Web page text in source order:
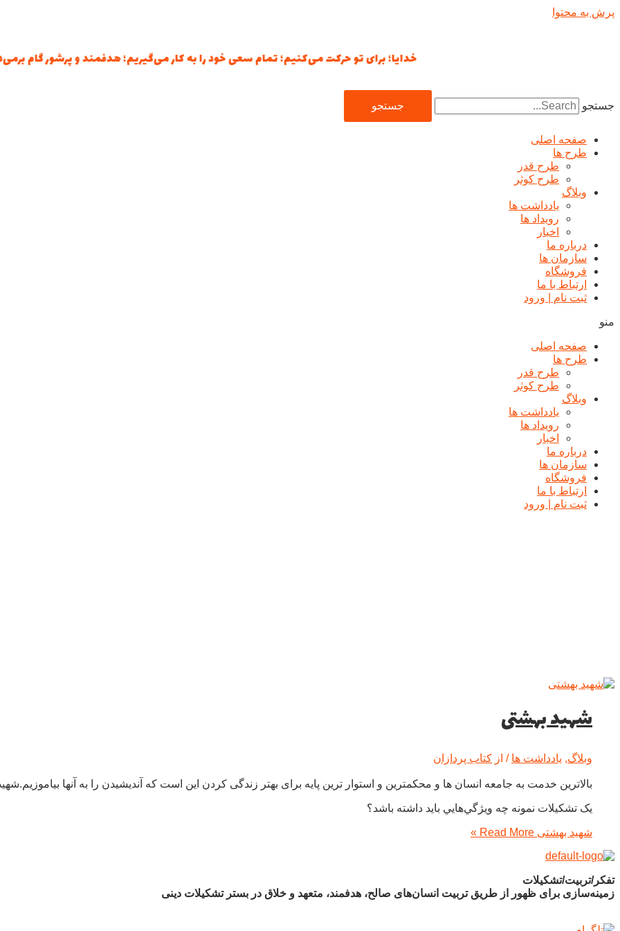
پرش به محتوا
خدایا؛ برای تو حرکت می‌کنیم؛ تمام سعی خود را به کار می‌گیریم؛ هدفمند و پرشور گام
جستجو جستجو
صفحه اصلی
طرح ها
طرح قدر
طرح کوثر
وبلاگ
یادداشت ها
رويداد ها
اخبار
درباره ما
سازمان ها
فروشگاه
ارتباط با ما
ثبت نام | ورود
منو
صفحه اصلی
طرح ها
طرح قدر
طرح کوثر
وبلاگ
یادداشت ها
رويداد ها
اخبار
درباره ما
سازمان ها
فروشگاه
ارتباط با ما
ثبت نام | ورود
شهید بهشتی
وبلاگ, یادداشت ها / از کتاب پردازان
بالاترین خدمت به جامعه انسان ها و محکمترین و استوار ترین پایه برای بهتر زندگی کردن این است که آندیشیدن را به آنها
يک تشکيلات نمونه چه ويژگي‌هايي بايد داشته باشد؟
شهید بهشتی
تفکر/تربیت/تشکیلات
زمینه‌سازی برای ظهور از طریق تربیت انسان‌های صالح، هدفمند، متعهد و خلاق در بستر تشکیلات دینی